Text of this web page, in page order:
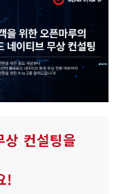
상 컨설팅을
!